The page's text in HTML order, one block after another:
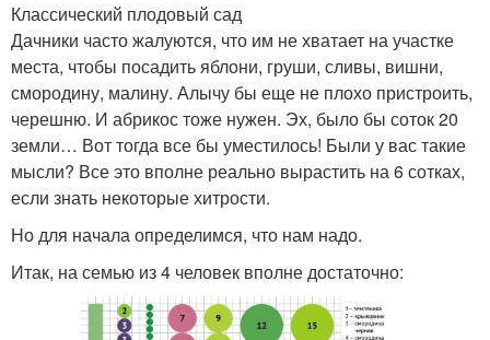
Классический плодовый сад
Дачники часто жалуются, что им не хватает на участке
места, чтобы посадить яблони, груши, сливы, вишни,
смородину, малину. Алычу бы еще не плохо пристроить,
черешню. И абрикос тоже нужен. Эх, было бы соток 20
земли… Вот тогда все бы уместилось! Были у вас такие
мысли? Все это вполне реально вырастить на 6 сотках,
если знать некоторые хитрости.
Но для начала определимся, что нам надо.
Итак, на семью из 4 человек вполне достаточно: